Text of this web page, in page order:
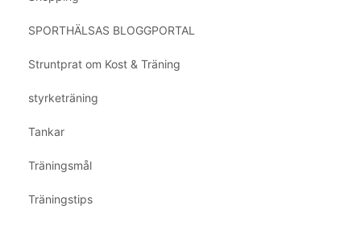
SPORTHÄLSAS BLOGGPORTAL
Struntprat om Kost & Träning
styrketräning
Tankar
Träningsmål
Träningstips